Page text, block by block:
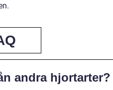
andra hjortarter?